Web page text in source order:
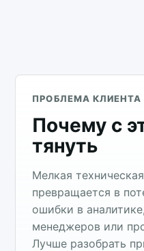
ПРОБЛЕМА КЛИЕНТА
Почему с
тянуть
Мелкая
превращается в
ошибки в
менеджеров или
Лучше разобрать